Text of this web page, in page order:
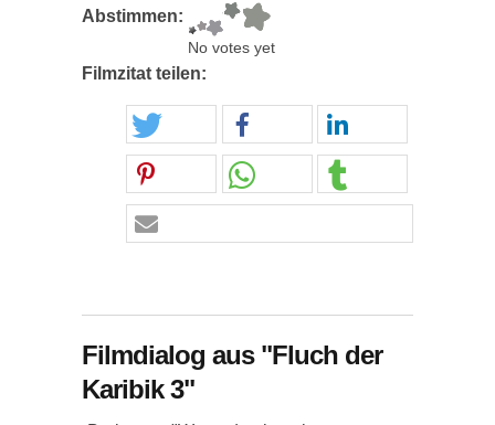
Abstimmen:
No votes yet
Filmzitat teilen:
Filmdialog aus "Fluch der
Karibik 3"